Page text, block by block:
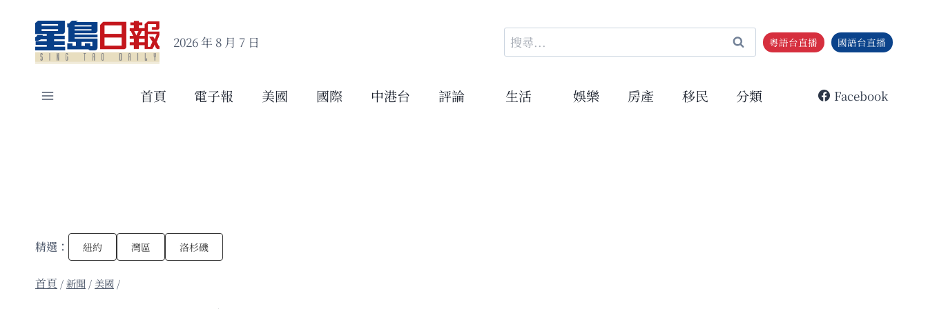
content
2026 年 8 月 7 日
搜
尋
鍵
粵語台直播 國語台直播
首頁 電子報 美國 國際 中港台 評論 生活 娛樂 房產 移民 分類 Facebook
精選： 紐約 灣區 洛杉磯
/新聞 / 美國 /